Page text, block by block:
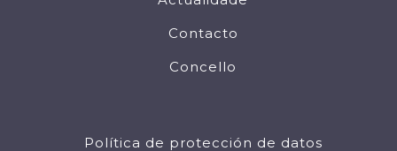
Contacto
Concello
Política de protección de datos